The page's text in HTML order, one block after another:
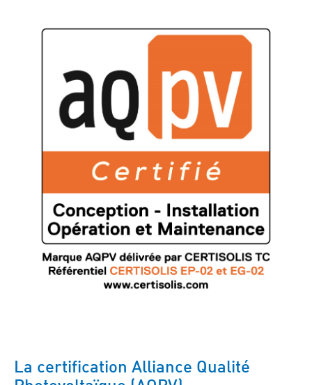
La certification Alliance Qualité